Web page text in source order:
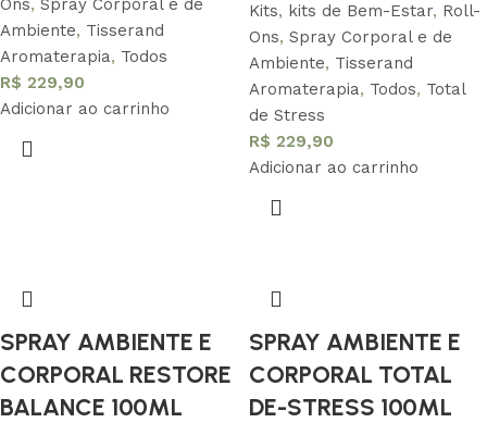
Ons, Spray Corporal e de
Ambiente, Tisserand
Aromaterapia, Todos
R$ 229,90
Adicionar ao carrinho
Kits, kits de Bem-Estar, Roll-
Ons, Spray Corporal e de
Ambiente, Tisserand
Aromaterapia, Todos, Total
de Stress
R$ 229,90
Adicionar ao carrinho
SPRAY AMBIENTE E
CORPORAL RESTORE
BALANCE 100ML
SPRAY AMBIENTE E
CORPORAL TOTAL
DE-STRESS 100ML